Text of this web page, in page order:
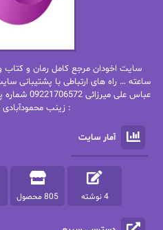
پاتریشیا ویلسون
پرستو مهاجر
پروانه قدیمی
ساعته … راه های ارتباطی با پشتیبانی
: زینب محمودآبادی 09944563705
آمار سایت
4 نوشته 805 محصول